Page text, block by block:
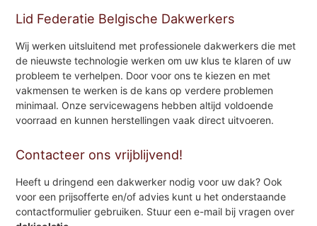
Lid Federatie Belgische Dakwerkers
Wij werken uitsluitend met professionele dakwerkers die met
de nieuwste technologie werken om uw klus te klaren of uw
probleem te verhelpen. Door voor ons te kiezen en met
vakmensen te werken is de kans op verdere problemen
minimaal. Onze servicewagens hebben altijd voldoende
voorraad en kunnen herstellingen vaak direct uitvoeren.
Contacteer ons vrijblijvend!
Heeft u dringend een dakwerker nodig voor uw dak? Ook
voor een prijsofferte en/of advies kunt u het onderstaande
contactformulier gebruiken. Stuur een e-mail bij vragen over